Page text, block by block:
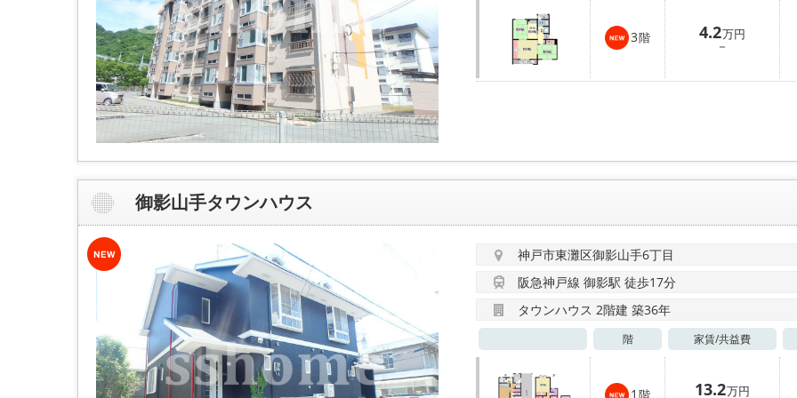
3階 4.2万円
－
御影山手タウンハウス
神戸市東灘区御影山手6丁目
阪急神戸線 御影駅 徒歩17分
タウンハウス 2階建 築36年
階 家賃/共益費
1 13.2万円